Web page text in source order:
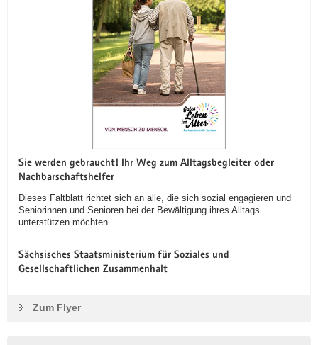
Sie werden gebraucht! Ihr Weg zum Alltagsbegleiter oder
Nachbarschaftshelfer
Dieses Faltblatt richtet sich an alle, die sich sozial engagieren und
Seniorinnen und Senioren bei der Bewältigung ihres Alltags
unterstützen möchten.
Sächsisches Staatsministerium für Soziales und
Gesellschaftlichen Zusammenhalt
Zum Flyer